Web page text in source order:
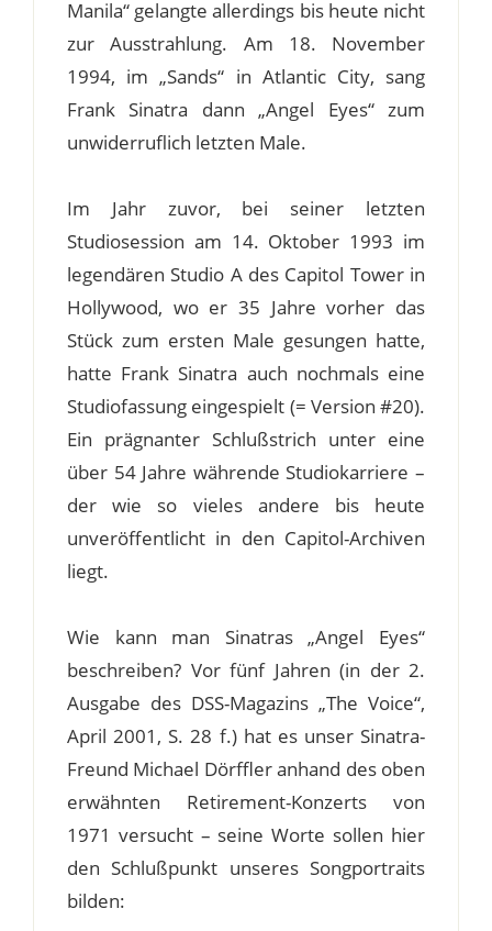
Manila“ gelangte allerdings bis heute nicht
zur Ausstrahlung. Am 18. November
1994, im „Sands“ in Atlantic City, sang
Frank Sinatra dann „Angel Eyes“ zum
unwiderruflich letzten Male.
Im Jahr zuvor, bei seiner letzten
Studiosession am 14. Oktober 1993 im
legendären Studio A des Capitol Tower in
Hollywood, wo er 35 Jahre vorher das
Stück zum ersten Male gesungen hatte,
hatte Frank Sinatra auch nochmals eine
Studiofassung eingespielt (= Version #20).
Ein prägnanter Schlußstrich unter eine
über 54 Jahre währende Studiokarriere –
der wie so vieles andere bis heute
unveröffentlicht in den Capitol-Archiven
liegt.
Wie kann man Sinatras „Angel Eyes“
beschreiben? Vor fünf Jahren (in der 2.
Ausgabe des DSS-Magazins „The Voice“,
April 2001, S. 28 f.) hat es unser Sinatra-
Freund Michael Dörffler anhand des oben
erwähnten Retirement-Konzerts von
1971 versucht – seine Worte sollen hier
den Schlußpunkt unseres Songportraits
bilden: